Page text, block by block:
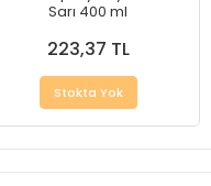
Sarı 400 ml
223,37 TL
Stokta Yok